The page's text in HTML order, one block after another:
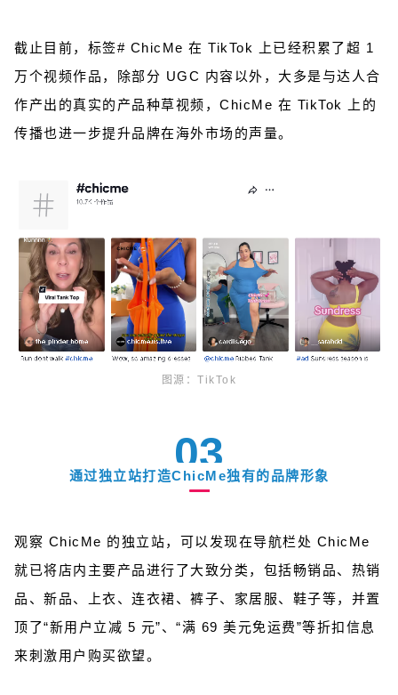
截止目前，标签# ChicMe 在 TikTok 上已经积累了超 1
万个视频作品，除部分 UGC 内容以外，大多是与达人合
作产出的真实的产品种草视频，ChicMe 在 TikTok 上的
传播也进一步提升品牌在海外市场的声量。
图源：TikTok
03
通过独立站打造ChicMe独有的品牌形象
观察 ChicMe 的独立站，可以发现在导航栏处 ChicMe
就已将店内主要产品进行了大致分类，包括畅销品、热销
品、新品、上衣、连衣裙、裤子、家居服、鞋子等，并置
顶了“新用户立减 5 元”、“满 69 美元免运费”等折扣信息
来刺激用户购买欲望。